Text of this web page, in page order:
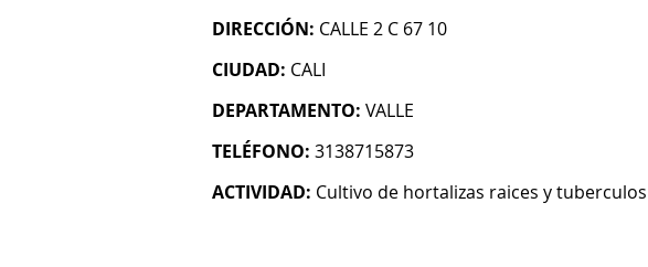
DIRECCIÓN: CALLE 2 C 67 10
CIUDAD: CALI
DEPARTAMENTO: VALLE
TELÉFONO: 3138715873
ACTIVIDAD: Cultivo de hortalizas raices y tuberculos